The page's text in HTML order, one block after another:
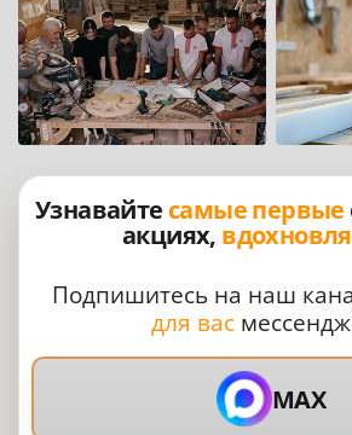
Узнавайте самые первые
акциях,
Подпишитесь на наш
для вас
MAX